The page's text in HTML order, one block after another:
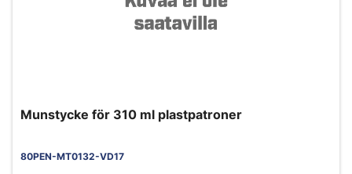
Mun­stycke för 310 ml plastpatroner
80PEN-MT0132-VD17